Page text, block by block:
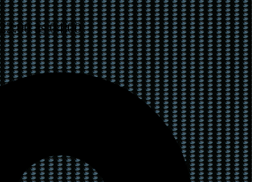
às 04:00